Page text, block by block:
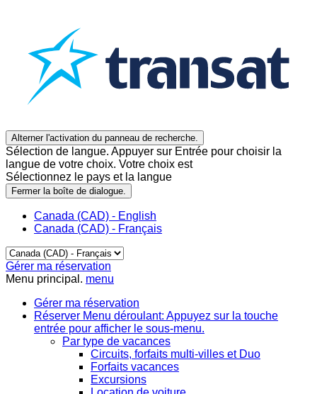
Alterner l'activation du panneau de recherche.
Sélection de langue. Appuyer sur Entrée pour choisir la
langue de votre choix. Votre choix est
Sélectionnez le pays et la langue
Fermer la boîte de dialogue.
Canada (CAD) - English
Canada (CAD) - Français
Gérer ma réservation
Menu principal. menu
Gérer ma réservation
Réserver Menu déroulant: Appuyez sur la touche
entrée pour afficher le sous-menu.
Par type de vacances
Circuits, forfaits multi-villes et Duo
Forfaits vacances
Excursions